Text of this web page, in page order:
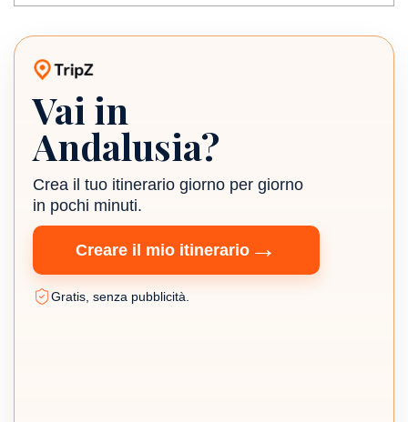
Planner di viaggio TripZ
Vai in
Andalusia?
Crea il tuo itinerario giorno per giorno
in pochi minuti.
Creare il mio itinerario →
Gratis, senza pubblicità.